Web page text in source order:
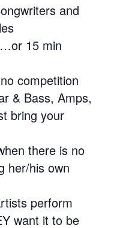
and
15 min
competition
& Bass, Amps,
bring your
there is no
her/his own
perform
want it to be